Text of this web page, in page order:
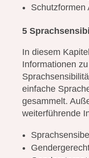
Schutzformen
5
In diesem
Informationen
einfache
gesammelt.
weiterführende